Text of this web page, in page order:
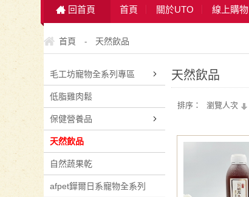
回首頁 首頁 關於UTO 線上購物
首頁 - 天然飲品
毛工坊寵物全系列專區
低脂雞肉鬆
保健營養品
天然飲品
自然蔬果乾
afpet鏵爾日系寵物全系列
天然飲品
排序： 瀏覽人次